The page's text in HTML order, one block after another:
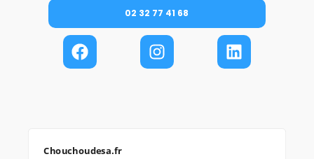
02 32 77 41 68
Chouchoudesa.fr